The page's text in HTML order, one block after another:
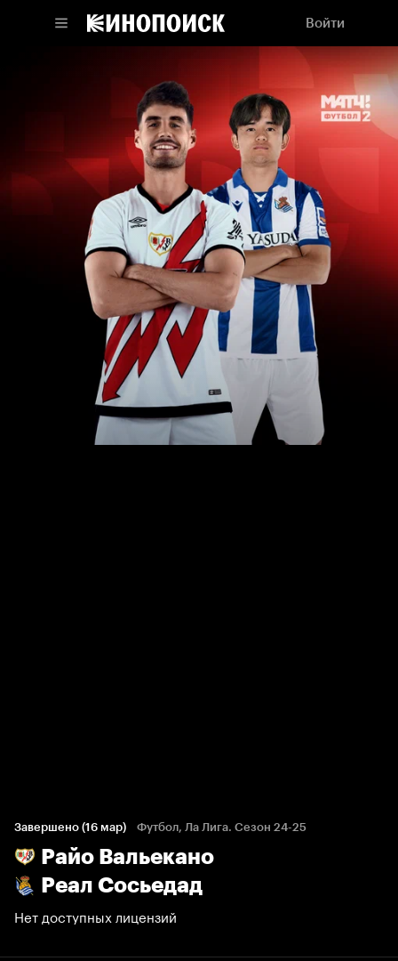
Войти
Завершено (16 мар) Футбол, Ла Лига. Сезон 24-25
Райо Вальекано
Реал Сосьедад
Нет доступных лицензий